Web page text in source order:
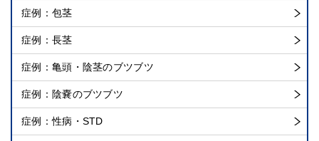
症例：包茎
症例：長茎
症例：亀頭・陰茎のブツブツ
症例：陰嚢のブツブツ
症例：性病・STD